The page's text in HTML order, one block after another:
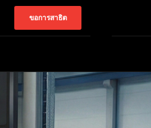
ขอการสาธิต